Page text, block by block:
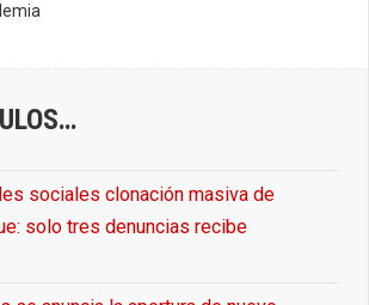
sociales clonación masiva de
solo tres denuncias recibe